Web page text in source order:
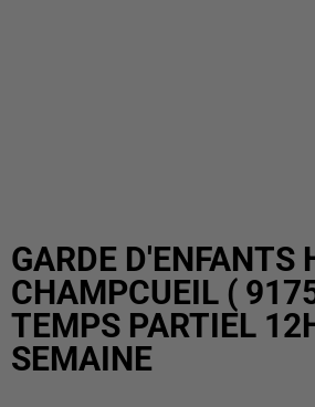
GARDE D'ENFANTS
CHAMPCUEIL (
TEMPS PARTIEL
SEMAINE